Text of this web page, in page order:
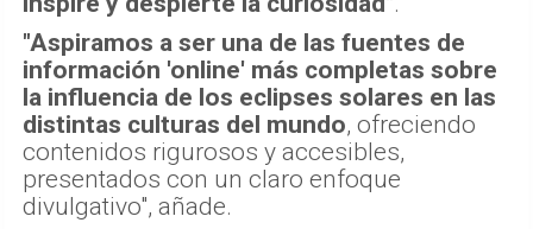
"Aspiramos a ser una de las fuentes de
información 'online' más completas sobre
la influencia de los eclipses solares en las
distintas culturas del mundo, ofreciendo
contenidos rigurosos y accesibles,
presentados con un claro enfoque
divulgativo", añade.